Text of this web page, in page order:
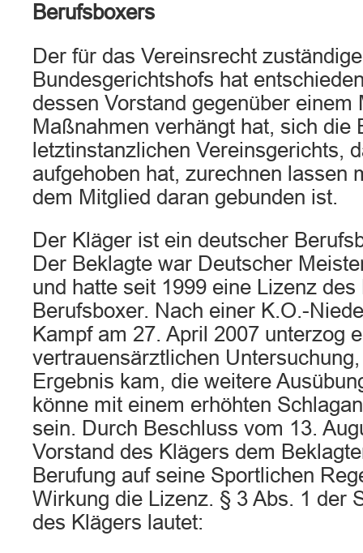
Berufsboxers
Der für das Vereinsrecht
Bundesgerichtshofs hat
dessen Vorstand gegenüber einem
Maßnahmen verhängt hat, sich die
letztinstanzlichen Vereinsgerichts,
aufgehoben hat, zurechnen lassen
dem Mitglied daran gebunden ist.
Der Kläger ist ein deutscher
Der Beklagte war Deutscher
und hatte seit 1999 eine Lizenz
Berufsboxer. Nach einer K.O.-
Kampf am 27. April 2007 unterzog
vertrauensärztlichen
Ergebnis kam, die weitere
könne mit einem erhöhten
sein. Durch Beschluss vom 13.
Vorstand des Klägers dem
Berufung auf seine Sportlichen
Wirkung die Lizenz. § 3 Abs. 1 der
des Klägers lautet: